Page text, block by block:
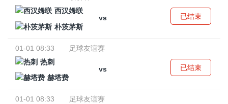
西汉姆联
vs
朴茨茅斯
已结束
01-01 08:33
足球友谊赛
热刺
vs
赫塔费
已结束
01-01 08:33
足球友谊赛